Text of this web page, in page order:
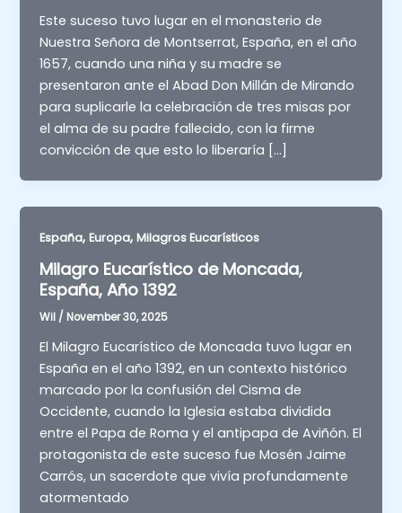
Este suceso tuvo lugar en el monasterio de
Nuestra Señora de Montserrat, España, en el año
1657, cuando una niña y su madre se
presentaron ante el Abad Don Millán de Mirando
para suplicarle la celebración de tres misas por
el alma de su padre fallecido, con la firme
convicción de que esto lo liberaría […]
España,Europa,Milagros Eucarísticos
Milagro Eucarístico de Moncada,
España, Año 1392
Wil / November 30, 2025
El Milagro Eucarístico de Moncada tuvo lugar en
España en el año 1392, en un contexto histórico
marcado por la confusión del Cisma de
Occidente, cuando la Iglesia estaba dividida
entre el Papa de Roma y el antipapa de Aviñón. El
protagonista de este suceso fue Mosén Jaime
Carrós, un sacerdote que vivía profundamente
atormentado